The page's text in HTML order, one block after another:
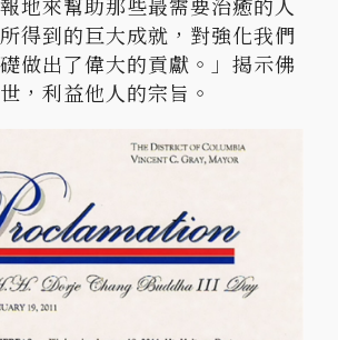
得到的巨大成就，對強化我們
做出了偉大的貢獻。」揭示佛
，利益他人的宗旨。